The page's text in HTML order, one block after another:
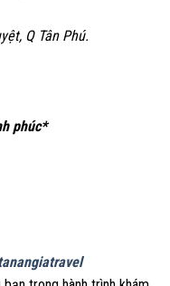
Q Tân Phú.
phúc*